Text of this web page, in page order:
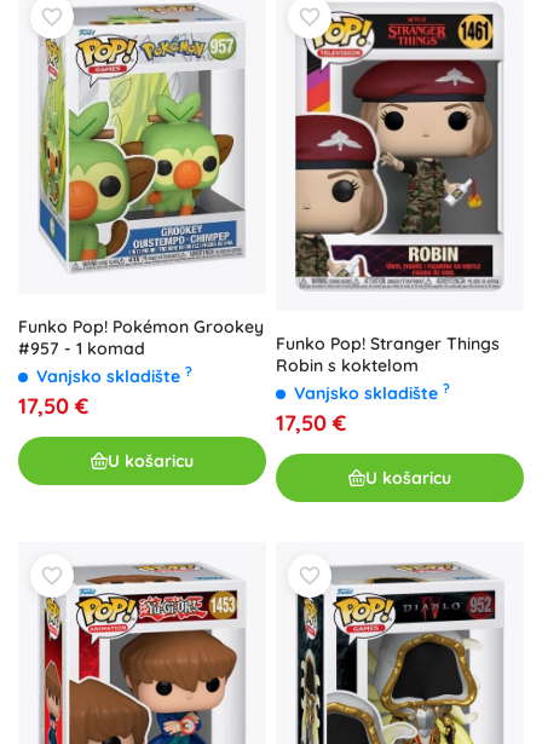
Funko Pop! Pokémon Grookey
#957 - 1 komad
Vanjsko skladište ?
17,50 €
U košaricu
Funko Pop! Stranger Things
Robin s koktelom
Vanjsko skladište ?
17,50 €
U košaricu